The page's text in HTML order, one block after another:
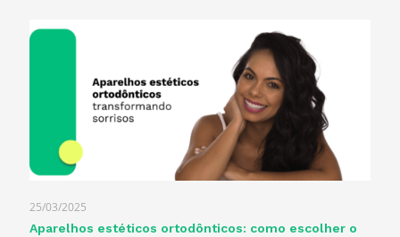
25/03/2025
Aparelhos estéticos ortodônticos: como escolher o